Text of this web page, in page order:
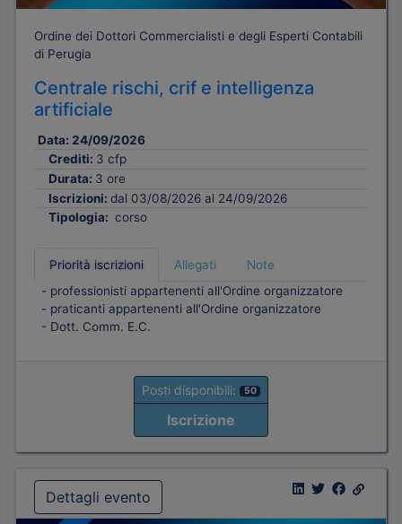
Ordine dei Dottori Commercialisti e degli Esperti Contabili
di Perugia
Centrale rischi, crif e intelligenza
artificiale
Data: 24/09/2026
Crediti: 3 cfp
Durata: 3 ore
Iscrizioni: dal 03/08/2026 al 24/09/2026
Tipologia: corso
Priorità iscrizioni Allegati
Note
- professionisti appartenenti all'Ordine organizzatore
- praticanti appartenenti all'Ordine organizzatore
- Dott. Comm. E.C.
Posti disponibili: 50
Iscrizione
Dettagli evento